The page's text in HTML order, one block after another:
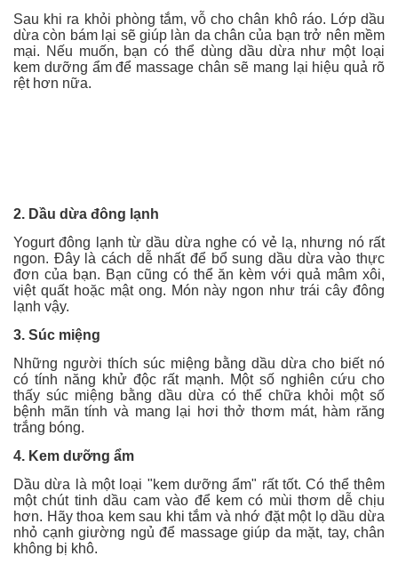
Sau khi ra khỏi phòng tắm, vỗ cho chân khô ráo. Lớp dầu
dừa còn bám lại sẽ giúp làn da chân của bạn trở nên mềm
mại. Nếu muốn, bạn có thể dùng dầu dừa như một loại
kem dưỡng ẩm để massage chân sẽ mang lại hiệu quả rõ
rệt hơn nữa.
2. Dầu dừa đông lạnh
Yogurt đông lạnh từ dầu dừa nghe có vẻ lạ, nhưng nó rất
ngon. Đây là cách dễ nhất để bổ sung dầu dừa vào thực
đơn của bạn. Bạn cũng có thể ăn kèm với quả mâm xôi,
việt quất hoặc mật ong. Món này ngon như trái cây đông
lạnh vậy.
3. Súc miệng
Những người thích súc miệng bằng dầu dừa cho biết nó
có tính năng khử độc rất mạnh. Một số nghiên cứu cho
thấy súc miệng bằng dầu dừa có thể chữa khỏi một số
bệnh mãn tính và mang lại hơi thở thơm mát, hàm răng
trắng bóng.
4. Kem dưỡng ẩm
Dầu dừa là một loại "kem dưỡng ẩm" rất tốt. Có thể thêm
một chút tinh dầu cam vào để kem có mùi thơm dễ chịu
hơn. Hãy thoa kem sau khi tắm và nhớ đặt một lọ dầu dừa
nhỏ cạnh giường ngủ để massage giúp da mặt, tay, chân
không bị khô.